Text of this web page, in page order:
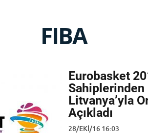
FIBA
Eurobasket
Sahiplerinden
Litvanya’yla
Açıkladı
28/EKI/16 16:03